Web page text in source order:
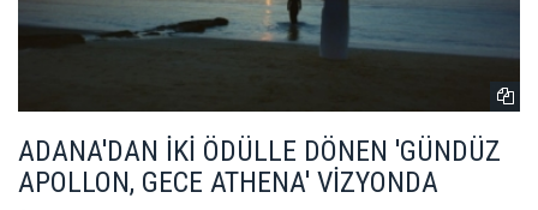
ADANA'DAN İKİ ÖDÜLLE DÖNEN 'GÜNDÜZ
APOLLON, GECE ATHENA' VİZYONDA